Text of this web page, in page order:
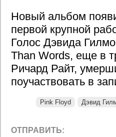
Новый альбом
первой крупной
Голос Дэвида
Than Words, еще в
Ричард Райт,
поучаствовать в
Pink Floyd Дэвид
ОТПРАВИТЬ: